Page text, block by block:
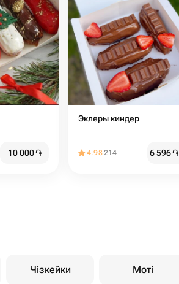
10 000֏
Эклеры киндер
4.98214 6 596֏
Чізкейки Моті